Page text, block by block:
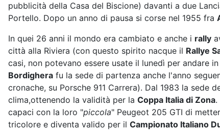
pubblicità della Casa del Biscione) davanti a due
Portello. Dopo un anno di pausa si corse nel 1955 fra
In quei 26 anni il mondo era cambiato e anche i rally
città alla Riviera (con questo spirito nacque il Rallye
casi, non potevano essere usate il lunedì per andare
Bordighera fu la sede di partenza anche l'anno
cronache, su Porsche 911 Carrera). Dal 1983 la sede
clima,ottenendo la validità per la Coppa Italia di Zona.
capaci con la loro "piccola" Peugeot 205 GTI di
tricolore e diventa valido per il Campionato Italiano